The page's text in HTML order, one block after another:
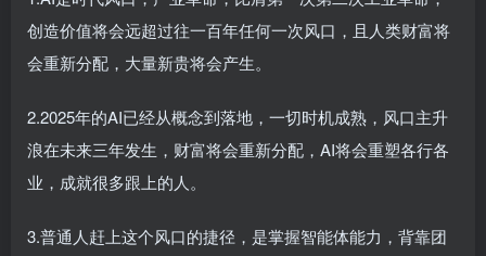
创造价值将会远超过往一百年任何一次风口，且人类财富将
会重新分配，大量新贵将会产生。
2.2025年的AI已经从概念到落地，一切时机成熟，风口主升
浪在未来三年发生，财富将会重新分配，AI将会重塑各行各
业，成就很多跟上的人。
3.普通人赶上这个风口的捷径，是掌握智能体能力，背靠团